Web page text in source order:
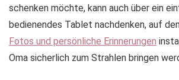
schenken möchte, kann auch über ein
bedienendes Tablet nachdenken, auf
Fotos und persönliche Erinnerungen
Oma sicherlich zum Strahlen bringen